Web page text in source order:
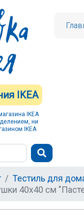
IKEA
IKEA
ни
IKEA
Тестиль для
40х40 см